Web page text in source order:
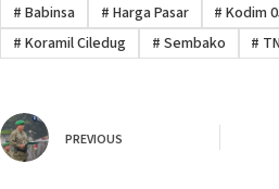
# Babinsa # Harga Pasar # Kodim
# Koramil Ciledug # Sembako #
PREVIOUS